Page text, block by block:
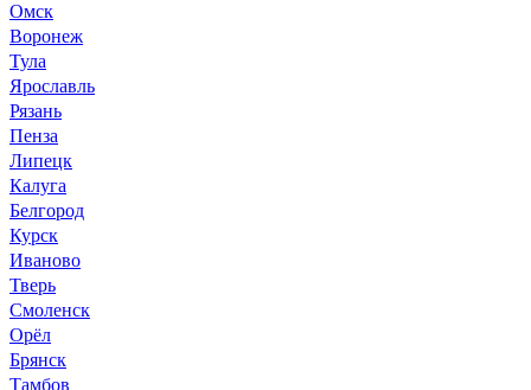
Омск
Воронеж
Тула
Ярославль
Рязань
Пенза
Липецк
Калуга
Белгород
Курск
Иваново
Тверь
Смоленск
Орёл
Брянск
Тамбов